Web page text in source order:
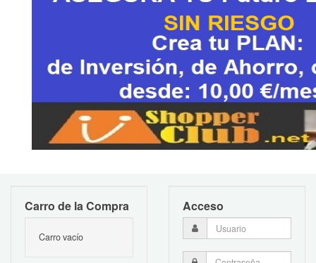
Carro de la Compra
Carro vacío
Acceso